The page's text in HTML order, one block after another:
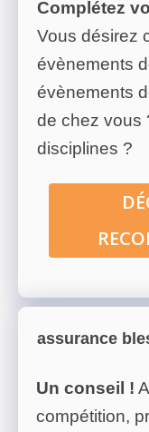
Complétez
Vous désirez
évènements
évènements
de chez vous
disciplines ?
assurance
Un conseil !
compétition,